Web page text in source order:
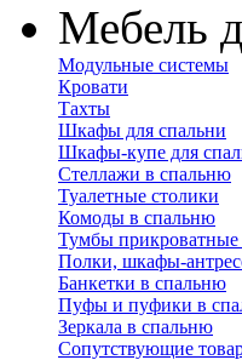
Мебель
Модульные системы
Кровати
Тахты
Шкафы для спальни
Шкафы-купе для
Стеллажи в спальню
Туалетные столики
Комоды в спальню
Тумбы
Полки, шкафы-
Банкетки в спальню
Пуфы и пуфики в
Зеркала в спальню
Сопутствующие